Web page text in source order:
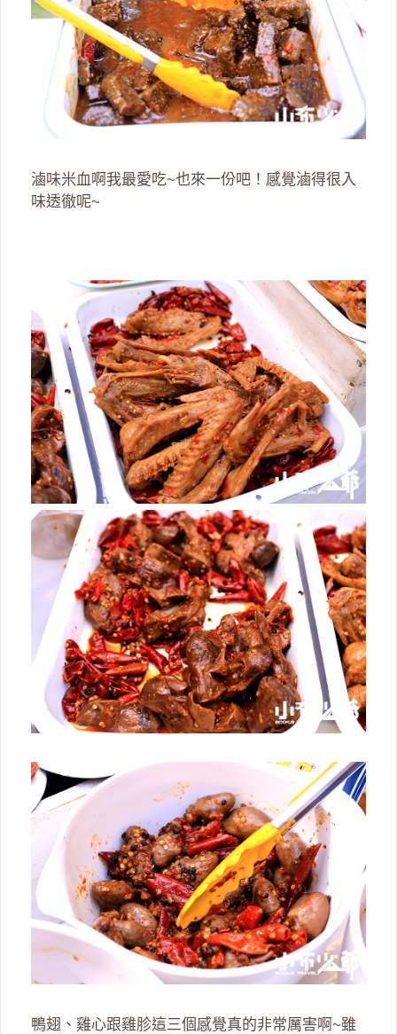
滷味米血啊我最愛吃~也來一份吧！感覺滷得很入
味透徹呢~
鴨翅、雞心跟雞胗這三個感覺真的非常厲害啊~雖